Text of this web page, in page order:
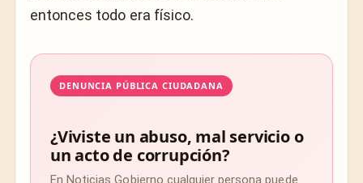
entonces todo era físico.
DENUNCIA PÚBLICA CIUDADANA
¿Viviste un abuso, mal servicio o
un acto de corrupción?
En Noticias Gobierno cualquier persona puede